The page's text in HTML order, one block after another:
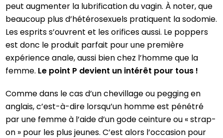
peut augmenter la lubrification du vagin. À noter, que
beaucoup plus d’hétérosexuels pratiquent la sodomie.
Les esprits s’ouvrent et les orifices aussi. Le poppers
est donc le produit parfait pour une première
expérience anale, aussi bien chez l’homme que la
femme. Le point P devient un intérêt pour tous !
Comme dans le cas d’un chevillage ou pegging en
anglais, c’est-à-dire lorsqu’un homme est pénétré
par une femme à l’aide d’un gode ceinture ou « strap-
on » pour les plus jeunes. C’est alors l’occasion pour